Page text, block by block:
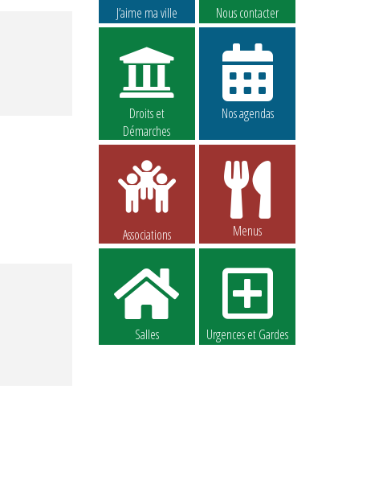
J’aime ma ville Nous contacter
Droits et
Démarches
Nos agendas
Associations Menus
Salles Urgences et Gardes